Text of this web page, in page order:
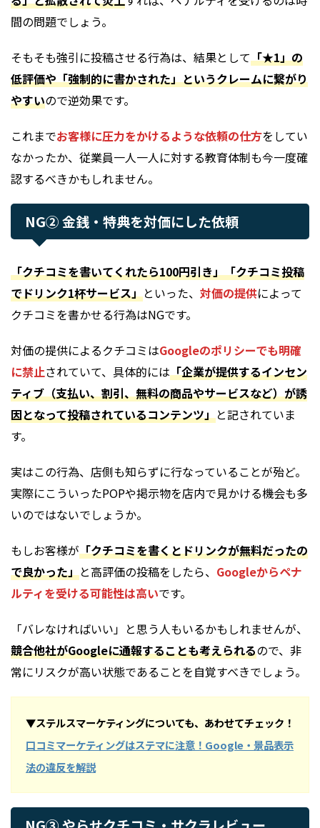
間の問題でしょう。
そもそも強引に投稿させる行為は、結果として「★1」の
低評価や「強制的に書かされた」というクレームに繋がり
やすいので逆効果です。
これまでお客様に圧力をかけるような依頼の仕方をしてい
なかったか、従業員一人一人に対する教育体制も今一度確
認するべきかもしれません。
NG② 金銭・特典を対価にした依頼
「クチコミを書いてくれたら100円引き」「クチコミ投稿
でドリンク1杯サービス」といった、 対価の提供によって
クチコミを書かせる行為はNGです。
対価の提供によるクチコミはGoogleのポリシーでも明確
に禁止されていて、具体的には「企業が提供するインセン
ティブ（支払い、割引、無料の商品やサービスなど）が誘
因となって投稿されているコンテンツ」と記されていま
す。
実はこの行為、店側も知らずに行なっていることが殆ど。
実際にこういったPOPや掲示物を店内で見かける機会も多
いのではないでしょうか。
もしお客様が「クチコミを書くとドリンクが無料だったの
で良かった」と高評価の投稿をしたら、 Googleからペナ
ルティを受ける可能性は高いです。
「バレなければいい」と思う人もいるかもしれませんが、
競合他社がGoogleに通報することも考えられるので、非
常にリスクが高い状態であることを自覚すべきでしょう。
▼ステルスマーケティングについても、あわせてチェック！
口コミマーケティングはステマに注意！Google・景品表示
法の違反を解説